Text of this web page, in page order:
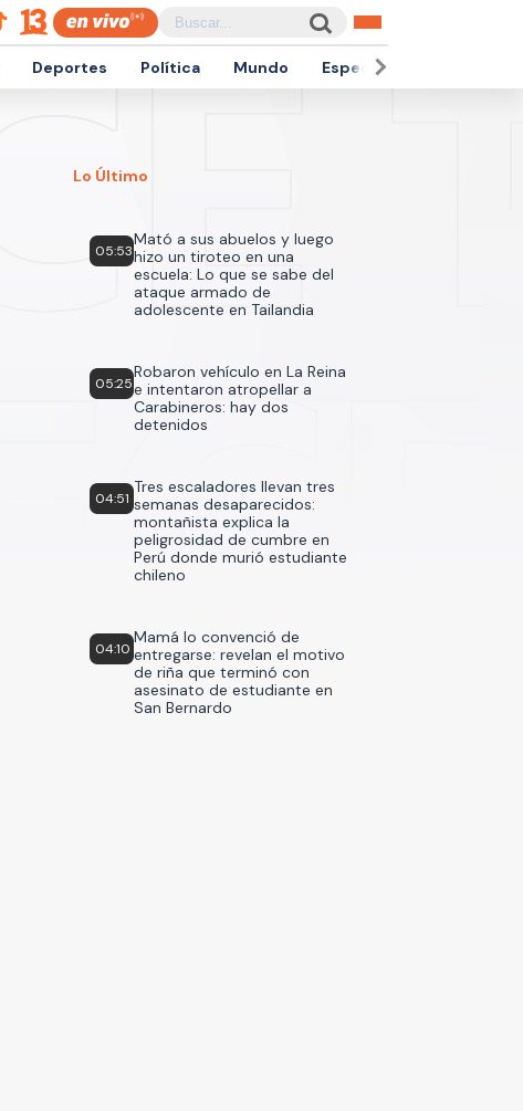
Deportes Política Mundo Espectáculos
Lo Último
05:53
Mató a sus abuelos y luego
hizo un tiroteo en una
escuela: Lo que se sabe del
ataque armado de
adolescente en Tailandia
05:25
Robaron vehículo en La Reina
e intentaron atropellar a
Carabineros: hay dos
detenidos
04:51
Tres escaladores llevan tres
semanas desaparecidos:
montañista explica la
peligrosidad de cumbre en
Perú donde murió estudiante
chileno
04:10
Mamá lo convenció de
entregarse: revelan el motivo
de riña que terminó con
asesinato de estudiante en
San Bernardo